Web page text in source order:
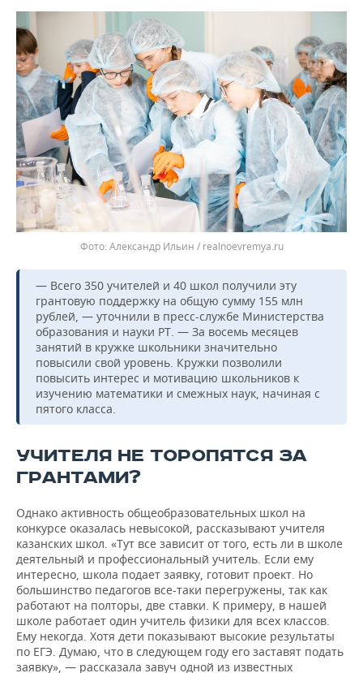
Александр Ильин / realnoevremya.ru
— Всего 350 учителей и 40 школ получили эту
грантовую поддержку на общую сумму 155 млн
рублей, — уточнили в пресс-службе Министерства
образования и науки РТ. — За восемь месяцев
занятий в кружке школьники значительно
повысили свой уровень. Кружки позволили
повысить интерес и мотивацию школьников к
изучению математики и смежных наук, начиная с
пятого класса.
УЧИТЕЛЯ НЕ ТОРОПЯТСЯ ЗА
ГРАНТАМИ?
Однако активность общеобразовательных школ на
конкурсе оказалась невысокой, рассказывают учителя
казанских школ. «Тут все зависит от того, есть ли в школе
деятельный и профессиональный учитель. Если ему
интересно, школа подает заявку, готовит проект. Но
большинство педагогов все-таки перегружены, так как
работают на полторы, две ставки. К примеру, в нашей
школе работает один учитель физики для всех классов.
Ему некогда. Хотя дети показывают высокие результаты
по ЕГЭ. Думаю, что в следующем году его заставят подать
заявку», — рассказала завуч одной из известных